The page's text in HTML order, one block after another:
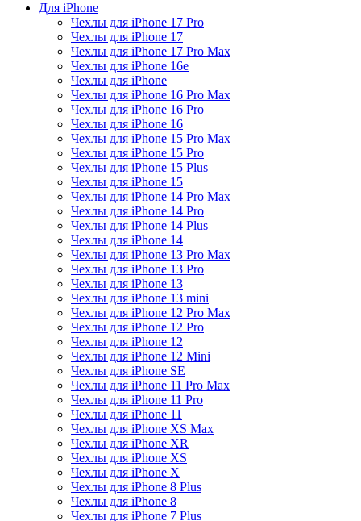
Для iPhone
Чехлы для iPhone 17 Pro
Чехлы для iPhone 17
Чехлы для iPhone 17 Pro Max
Чехлы для iPhone 16e
Чехлы для iPhone
Чехлы для iPhone 16 Pro Max
Чехлы для iPhone 16 Pro
Чехлы для iPhone 16
Чехлы для iPhone 15 Pro Max
Чехлы для iPhone 15 Pro
Чехлы для iPhone 15 Plus
Чехлы для iPhone 15
Чехлы для iPhone 14 Pro Max
Чехлы для iPhone 14 Pro
Чехлы для iPhone 14 Plus
Чехлы для iPhone 14
Чехлы для iPhone 13 Pro Max
Чехлы для iPhone 13 Pro
Чехлы для iPhone 13
Чехлы для iPhone 13 mini
Чехлы для iPhone 12 Pro Max
Чехлы для iPhone 12 Pro
Чехлы для iPhone 12
Чехлы для iPhone 12 Mini
Чехлы для iPhone SE
Чехлы для iPhone 11 Pro Max
Чехлы для iPhone 11 Pro
Чехлы для iPhone 11
Чехлы для iPhone XS Max
Чехлы для iPhone XR
Чехлы для iPhone XS
Чехлы для iPhone X
Чехлы для iPhone 8 Plus
Чехлы для iPhone 8
Чехлы для iPhone 7 Plus